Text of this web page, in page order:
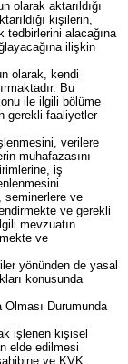
aktarıldığı
kişilerin,
tedbirlerini alacağına
ilişkin
olarak, kendi
Bu
ile ilgili bölüme
gerekli faaliyetler
verilere
muhafazasını
iş
seminerlere ve
ve gerekli
mevzuatın
ve
yönünden de yasal
konusunda
Durumunda
işlenen kişisel
elde edilmesi
ve KVK